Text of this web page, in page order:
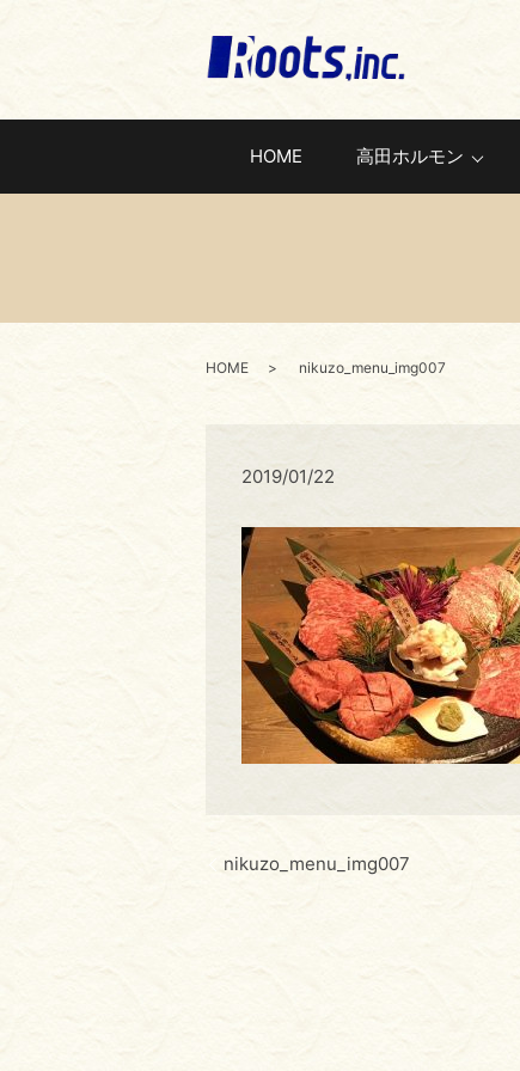
HOME 高田ホルモン
HOME nikuzo_menu_img007
2019/01/22
nikuzo_menu_img007